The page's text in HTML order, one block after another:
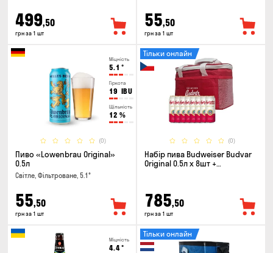
499,50
грн за 1 шт
55,50
грн за 1 шт
Міцність
5.1 °
Гіркота
19 IBU
Щільність
12 %
(0)
Пиво «Lowenbrau Original»
0.5л
Світле, Фільтроване, 5.1°
55,50
грн за 1 шт
(0)
Тільки онлайн
Набір пива Budweiser Budvar
Original 0.5л х 8шт +
785,50
грн за 1 шт
Міцність
4.4°
Тільки онлайн